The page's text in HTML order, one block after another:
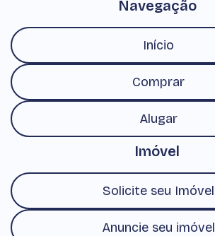
Navegação
Início
Comprar
Alugar
Imóvel
Solicite seu Imóvel
Anuncie seu imóvel